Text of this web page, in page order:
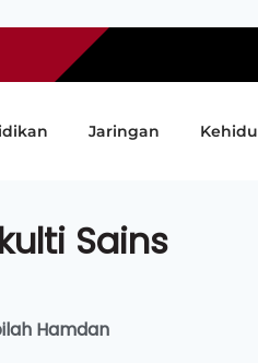
Jaringan
Sains
Hamdan